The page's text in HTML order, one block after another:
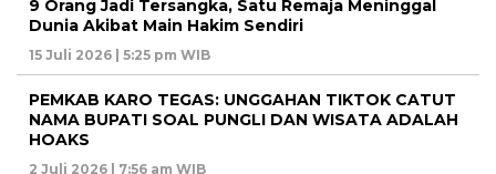
9 Orang Jadi Tersangka, Satu Remaja Meninggal
Dunia Akibat Main Hakim Sendiri
15 Juli 2026 | 5:25 pm WIB
PEMKAB KARO TEGAS: UNGGAHAN TIKTOK CATUT
NAMA BUPATI SOAL PUNGLI DAN WISATA ADALAH
HOAKS
2 Juli 2026 | 7:56 am WIB